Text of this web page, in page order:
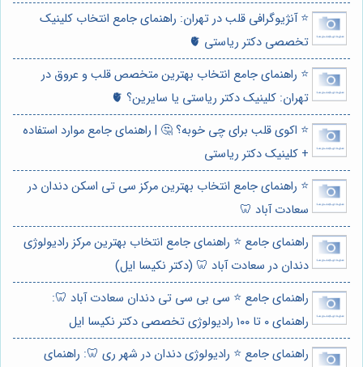
⭐️ آنژیوگرافی قلب در تهران: راهنمای جامع انتخاب کلینیک
تخصصی دکتر ریاستی 🫀
⭐️ راهنمای جامع انتخاب بهترین متخصص قلب و عروق در
تهران: کلینیک دکتر ریاستی یا سایرین؟ 🫀
⭐️ اکوی قلب برای چی خوبه؟ 🤔 | راهنمای جامع موارد استفاده
+ کلینیک دکتر ریاستی
⭐️ راهنمای جامع انتخاب بهترین مرکز سی تی اسکن دندان در
سعادت آباد 🦷
راهنمای جامع ⭐️ راهنمای جامع انتخاب بهترین مرکز رادیولوژی
دندان در سعادت آباد 🦷 (دکتر نکیسا ایل)
راهنمای جامع ⭐️ سی بی سی تی دندان سعادت آباد 🦷:
راهنمای ۰ تا ۱۰۰ رادیولوژی تخصصی دکتر نکیسا ایل
راهنمای جامع ⭐️ رادیولوژی دندان در شهر ری 🦷: راهنمای